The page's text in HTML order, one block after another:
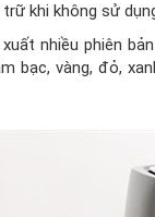
khi không sử
nhiều phiên
bạc, vàng, đỏ,